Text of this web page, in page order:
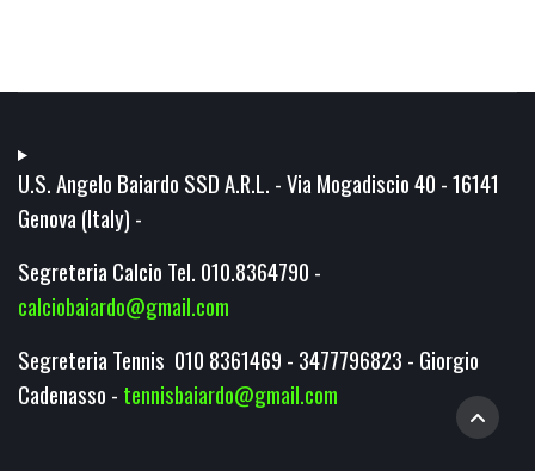
U.S. Angelo Baiardo SSD A.R.L. - Via Mogadiscio 40 - 16141
Genova (Italy) -
Segreteria Calcio Tel. 010.8364790 -
calciobaiardo@gmail.com
Segreteria Tennis 010 8361469 - 3477796823 - Giorgio
Cadenasso - tennisbaiardo@gmail.com